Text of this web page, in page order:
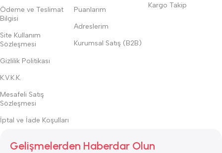
Ödeme ve Teslimat
Bilgisi
Site Kullanım
Sözleşmesi
Gizlilik Politikası
K.V.K.K.
Mesafeli Satış
Sözleşmesi
İptal ve İade Koşulları
Puanlarım
Adreslerim
Kurumsal Satış (B2B)
Kargo Takip
Gelişmelerden Haberdar Olun